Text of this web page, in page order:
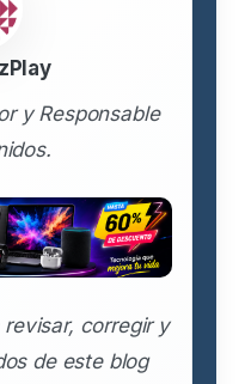
y Responsable
corregir y
de este blog